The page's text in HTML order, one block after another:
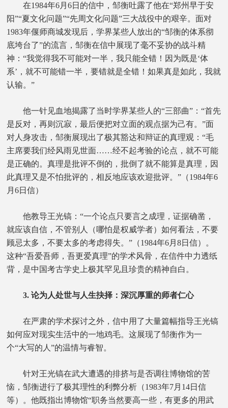
在1984年6月6日的信中，邹衡吐露了他在“郑州早于安
阳”“夏文化问题”“先周文化问题”三大战役中的艰辛。面对
1983年偃师商城发现后，学界某些人放出的“邹衡的体系彻
底垮台了”的流言，邹衡在信中展现了毫不妥协的战斗精
神：“我觉得我不可能对一半，我只能全错！因为既是‘体
系’，就不可能错一半，要错就是全错！如果真是如此，我就
认输。”
他一针见血地揭露了当时学界某些人的“三部曲”：“首先
是反对，再则沉寂，最后便把对立面的观点据为己有。”面
对人身攻击，邹衡展现出了极其豁达和辩证的真理观：“毛
主席要我们经风雨见世面……经不起考验的论点，就不可能
是正确的。真理是批评不倒的，批倒了就不能算是真理，因
此真理又是不怕批评的，相反地应该欢迎批评。”（1984年6
月6日信）
他教导王光镐：“一个论点只要言之成理，证据确凿，
就应该自信，不管别人（哪怕是权威学者）如何看法，不要
顾忌太多，不要太多的考虑得失。”（1984年6月8日信）。
这种“吾爱吾师，吾更爱真理”的学术风骨，在信件中力透纸
背，是中国考古学史上极其罕见且珍贵的精神自白。
3. 论为人处世与人生抉择：深沉厚重的师者仁心
在严肃的学术探讨之外，信中用了大量篇幅指导王光镐
如何应对现实生活中的一地鸡毛。这展现了邹衡作为一
个“大写的人”的温情与睿智。
针对王光镐在武大遭遇的排挤与是否调往博物馆的苦
恼，邹衡进行了极其理性的利弊分析（1983年7月14日信
等）。他既指出博物馆“职务当然要高一些，有更多的用武